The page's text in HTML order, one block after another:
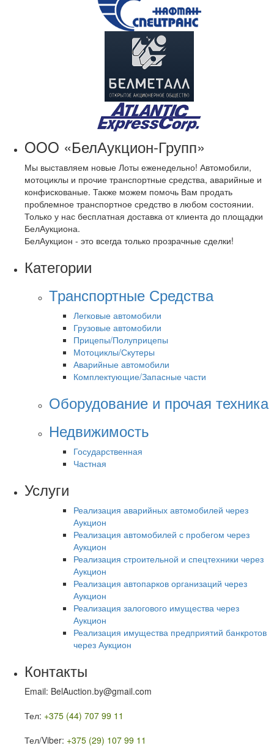
OOO «БелАукцион-Групп»
Мы выставляем новые Лоты еженедельно! Автомобили,
мотоциклы и прочие транспортные средства, аварийные и
конфискованые. Также можем помочь Вам продать
проблемное транспортное средство в любом состоянии.
Только у нас бесплатная доставка от клиента до площадки
БелАукциона.
БелАукцион - это всегда только прозрачные сделки!
Категории
Транспортные Средства
Легковые автомобили
Грузовые автомобили
Прицепы/Полуприцепы
Мотоциклы/Скутеры
Аварийные автомобили
Комплектующие/Запасные части
Оборудование и прочая техника
Недвижимость
Государственная
Частная
Услуги
Реализация аварийных автомобилей через
Аукцион
Реализация автомобилей с пробегом через
Аукцион
Реализация строительной и спецтехники через
Аукцион
Реализация автопарков организаций через
Аукцион
Реализация залогового имущества через
Аукцион
Реализация имущества предприятий банкротов
через Аукцион
Контакты
Email: BelAuction.by@gmail.com
Тел: +375 (44) 707 99 11
Тел/Viber: +375 (29) 107 99 11